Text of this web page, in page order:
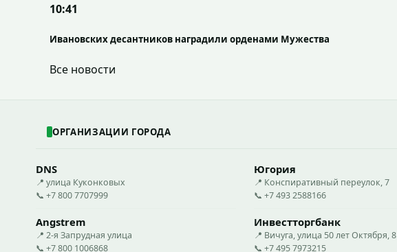
10:41
Ивановских десантников наградили орденами Мужества
Все новости
ОРГАНИЗАЦИИ ГОРОДА
DNS
📍 улица Куконковых
📞 +7 800 7707999
Югория
📍 Конспиративный переулок, 7
📞 +7 493 2588166
Angstrem
📍 2-я Запрудная улица
📞 +7 800 1006868
Инвестторгбанк
📍 Вичуга, улица 50 лет Октября, 8
📞 +7 495 7973215